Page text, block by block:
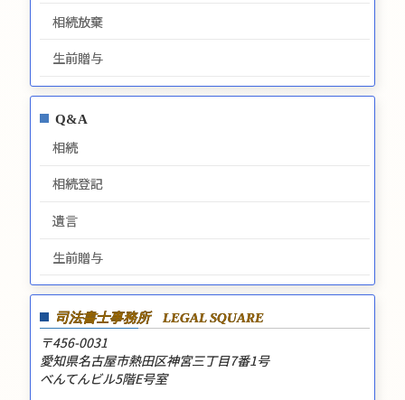
相続放棄
生前贈与
Q&A
相続
相続登記
遺言
生前贈与
司法書士事務所 LEGAL SQUARE
〒456-0031
愛知県名古屋市熱田区神宮三丁目7番1号
べんてんビル5階E号室